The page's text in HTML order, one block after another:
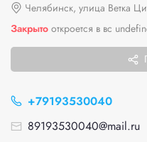
Челябинск, улица Ветка
Закрыто откроется в вс
+79193530040
89193530040@mail.ru